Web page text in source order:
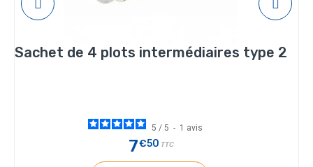
Sachet de 4 plots intermédiaires type 2
5 / 5 - 1 avis
7€50 TTC